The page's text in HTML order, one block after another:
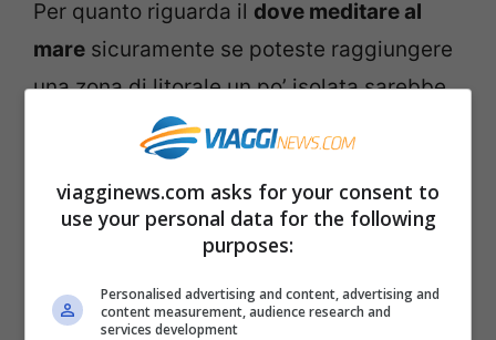
Per quanto riguarda il dove meditare al
mare sicuramente se poteste raggiungere
una zona di litorale un po’ isolata sarebbe
meglio. Anche in punta ad un molo
sarebbe perfetto. Ciò che conta è che ci
sia pace e silenzio solo così potrete
trovare la giusta concentrazione per
meditazione.
viagginews.com asks for your consent to
use your personal data for the following
purposes:
Personalised advertising and content, advertising and
content measurement, audience research and
services development